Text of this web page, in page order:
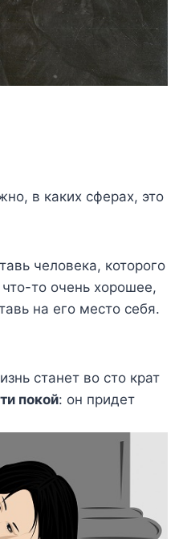
в каких сферах, это
человека, которого
то очень хорошее,
на его место себя.
станет во сто крат
покой: он придет